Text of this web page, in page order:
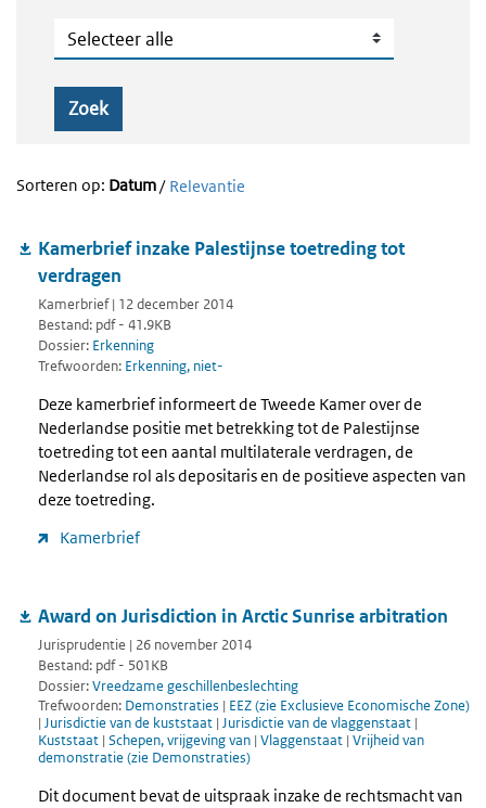
Geografie
Zoek
Sorteren op: Datum/ Relevantie
Kamerbrief inzake Palestijnse toetreding tot
verdragen
Kamerbrief | 12 december 2014
Bestand: pdf - 41.9KB
Dossier: Erkenning
Trefwoorden: Erkenning, niet-
Deze kamerbrief informeert de Tweede Kamer over de
Nederlandse positie met betrekking tot de Palestijnse
toetreding tot een aantal multilaterale verdragen, de
Nederlandse rol als depositaris en de positieve aspecten van
deze toetreding.
Kamerbrief
Award on Jurisdiction in Arctic Sunrise arbitration
Jurisprudentie | 26 november 2014
Bestand: pdf - 501KB
Dossier:Vreedzame geschillenbeslechting
Trefwoorden: Demonstraties | EEZ (zie Exclusieve Economische Zone)
| Jurisdictie van de kuststaat | Jurisdictie van de vlaggenstaat |
Kuststaat | Schepen, vrijgeving van | Vlaggenstaat | Vrijheid van
demonstratie (zie Demonstraties)
Dit document bevat de uitspraak inzake de rechtsmacht van